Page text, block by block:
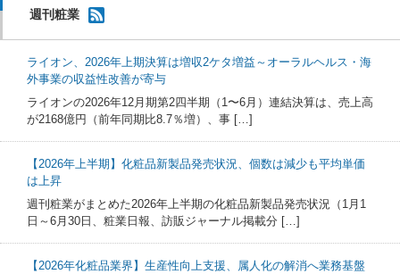
週刊粧業
ライオン、2026年上期決算は増収2ケタ増益～オーラルヘルス・海
外事業の収益性改善が寄与
ライオンの2026年12月期第2四半期（1〜6月）連結決算は、売上高
が2168億円（前年同期比8.7％増）、事 […]
【2026年上半期】化粧品新製品発売状況、個数は減少も平均単価
は上昇
週刊粧業がまとめた2026年上半期の化粧品新製品発売状況（1月1
日～6月30日、粧業日報、訪販ジャーナル掲載分 […]
【2026年化粧品業界】生産性向上支援、属人化の解消へ業務基盤